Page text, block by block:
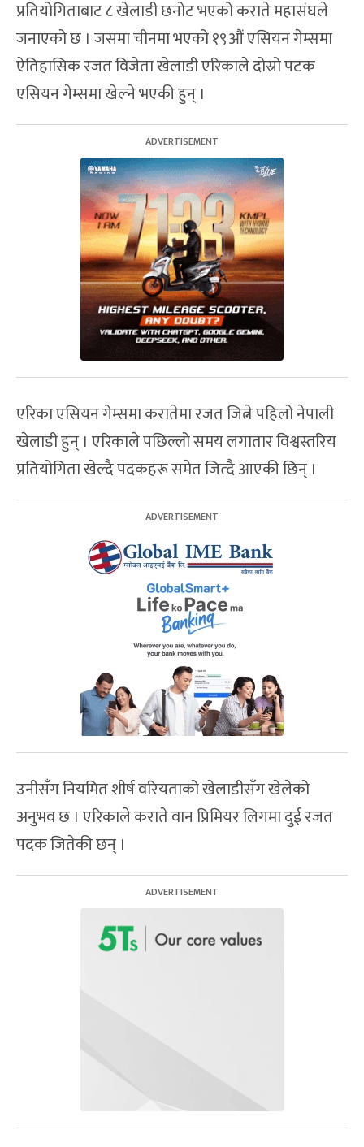
प्रतियोगिताबाट ८ खेलाडी छनोट भएको कराते महासंघले
जनाएको छ । जसमा चीनमा भएको १९औं एसियन गेम्समा
ऐतिहासिक रजत विजेता खेलाडी एरिकाले दोस्रो पटक
एसियन गेम्समा खेल्ने भएकी हुन् ।
एरिका एसियन गेम्समा करातेमा रजत जित्ने पहिलो नेपाली
खेलाडी हुन् । एरिकाले पछिल्लो समय लगातार विश्वस्तरिय
प्रतियोगिता खेल्दै पदकहरू समेत जित्दै आएकी छिन् ।
उनीसँग नियमित शीर्ष वरियताको खेलाडीसँग खेलेको
अनुभव छ । एरिकाले कराते वान प्रिमियर लिगमा दुई रजत
पदक जितेकी छन् ।